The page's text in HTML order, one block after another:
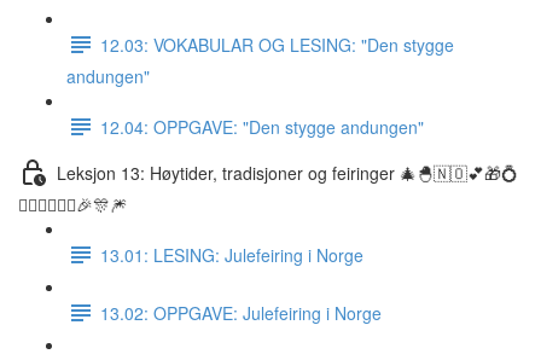
12.03: VOKABULAR OG LESING: "Den stygge
andungen"
12.04: OPPGAVE: "Den stygge andungen"
Leksjon 13: Høytider, tradisjoner og feiringer 🎄🐣🇳🇴💕🎁💍
👰🏼‍♀️🤵🏽‍♂️🎉🎊🎆
13.01: LESING: Julefeiring i Norge
13.02: OPPGAVE: Julefeiring i Norge